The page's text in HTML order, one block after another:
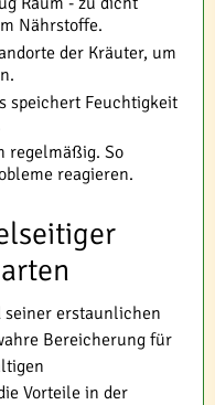
Nährstoffe.
der Kräuter, um
speichert Feuchtigkeit
regelmäßig. So
reagieren.
seiner erstaunlichen
Bereicherung für
Vorteile in der